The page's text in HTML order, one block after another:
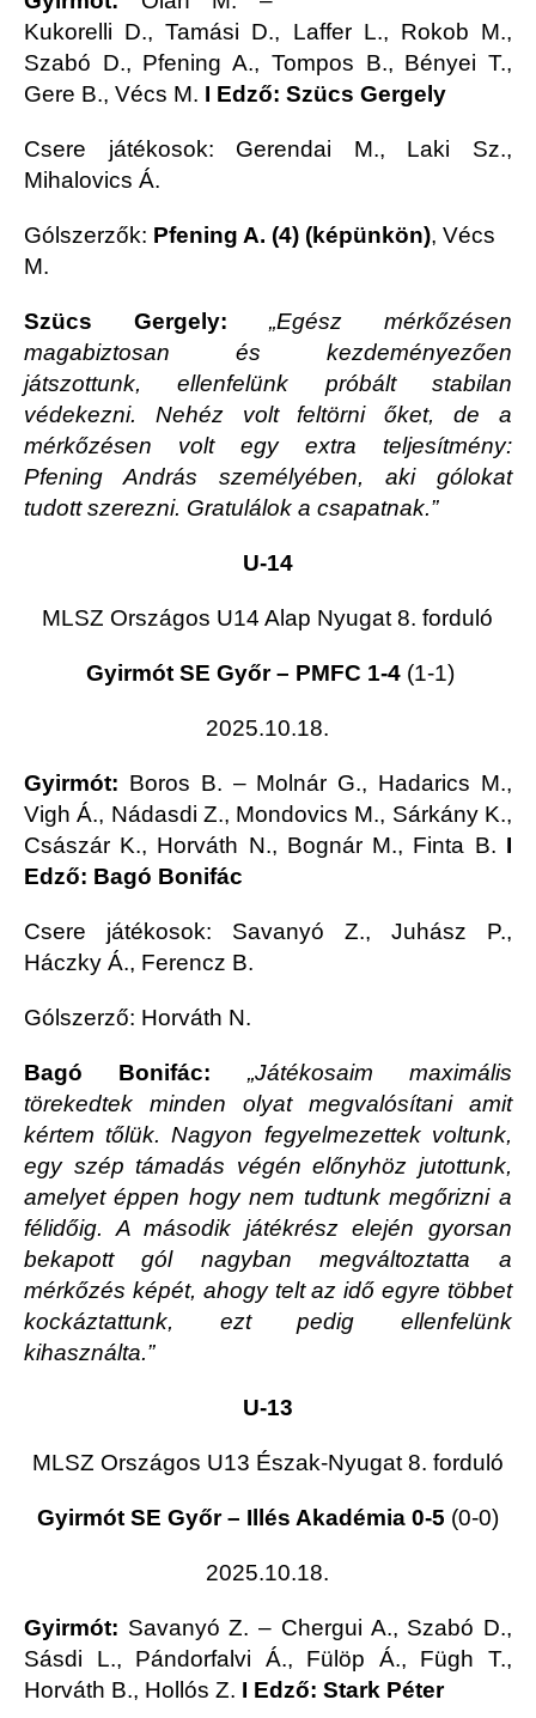
Kukorelli D., Tamási D., Laffer L., Rokob M.,
Szabó D., Pfening A., Tompos B., Bényei T.,
Gere B., Vécs M. I Edző: Szücs Gergely
Csere játékosok: Gerendai M., Laki Sz.,
Mihalovics Á.
Gólszerzők: Pfening A. (4) (képünkön), Vécs
M.
Szücs Gergely: „Egész mérkőzésen
magabiztosan és kezdeményezően
játszottunk, ellenfelünk próbált stabilan
védekezni. Nehéz volt feltörni őket, de a
mérkőzésen volt egy extra teljesítmény:
Pfening András személyében, aki gólokat
tudott szerezni. Gratulálok a csapatnak.”
U-14
MLSZ Országos U14 Alap Nyugat 8. forduló
Gyirmót SE Győr – PMFC 1-4 (1-1)
2025.10.18.
Gyirmót: Boros B. – Molnár G., Hadarics M.,
Vigh Á., Nádasdi Z., Mondovics M., Sárkány K.,
Császár K., Horváth N., Bognár M., Finta B. I
Edző: Bagó Bonifác
Csere játékosok: Savanyó Z., Juhász P.,
Háczky Á., Ferencz B.
Gólszerző: Horváth N.
Bagó Bonifác: „Játékosaim maximális
törekedtek minden olyat megvalósítani amit
kértem tőlük. Nagyon fegyelmezettek voltunk,
egy szép támadás végén előnyhöz jutottunk,
amelyet éppen hogy nem tudtunk megőrizni a
félidőig. A második játékrész elején gyorsan
bekapott gól nagyban megváltoztatta a
mérkőzés képét, ahogy telt az idő egyre többet
kockáztattunk, ezt pedig ellenfelünk
kihasználta.”
U-13
MLSZ Országos U13 Észak-Nyugat 8. forduló
Gyirmót SE Győr – Illés Akadémia 0-5 (0-0)
2025.10.18.
Gyirmót: Savanyó Z. – Chergui A., Szabó D.,
Sásdi L., Pándorfalvi Á., Fülöp Á., Fügh T.,
Horváth B., Hollós Z. I Edző: Stark Péter